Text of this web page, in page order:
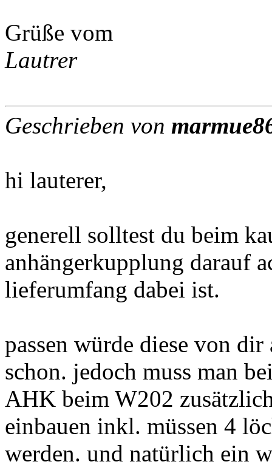
Grüße vom
Lautrer
Geschrieben von
hi lauterer,
generell solltest du beim
anhängerkupplung darauf
lieferumfang dabei ist.
passen würde diese von
schon. jedoch muss man
AHK beim W202
einbauen inkl. müssen 4
werden. und natürlich ein